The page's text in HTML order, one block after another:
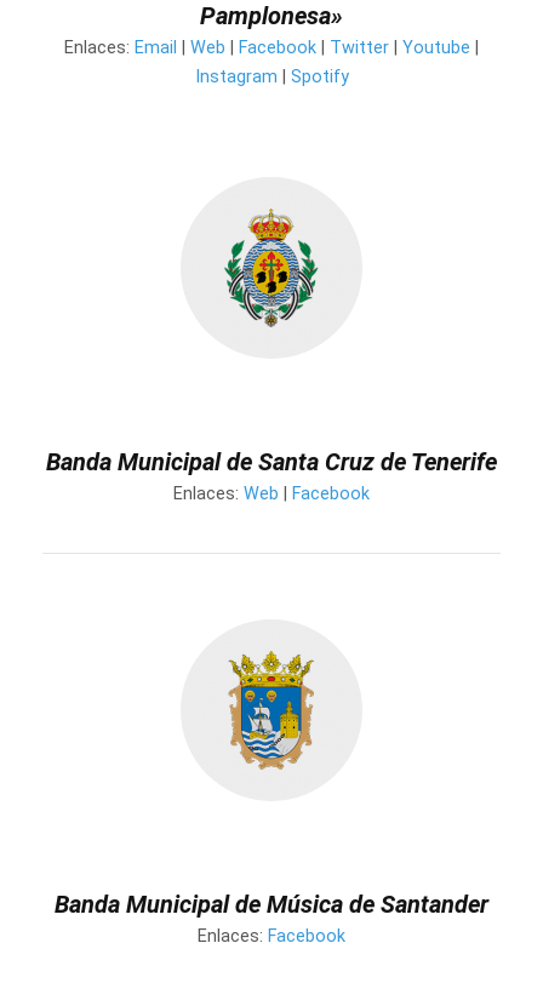
Pamplonesa»
Enlaces: Email Web Facebook Twitter Youtube
Instagram
Spotify
Banda Municipal de Santa Cruz de Tenerife
Enlaces: Web Facebook
Banda Municipal de Música de Santander
Enlaces: Facebook